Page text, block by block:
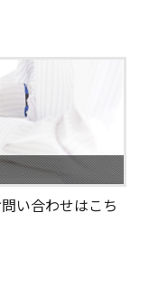
い合わせはこち